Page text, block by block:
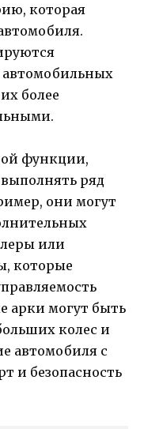
которая
более
функции,
ряд
они могут
или
которые
арки могут быть
колес и
автомобиля с
и безопасность